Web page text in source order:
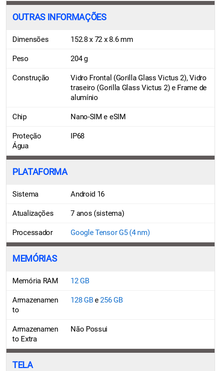
OUTRAS INFORMAÇÕES
Dimensões 152.8 x 72 x 8.6 mm
Peso 204 g
Construção
Vidro Frontal (Gorilla Glass Victus 2), Vidro
traseiro (Gorilla Glass Victus 2) e Frame de
alumínio
Chip Nano-SIM e eSIM
Proteção
Água
IP68
PLATAFORMA
Sistema Android 16
Atualizações 7 anos (sistema)
Processador Google Tensor G5 (4 nm)
MEMÓRIAS
Memória RAM 12 GB
Armazenamen
to
128 GBe256 GB
Armazenamen
to Extra
Não Possui
TELA